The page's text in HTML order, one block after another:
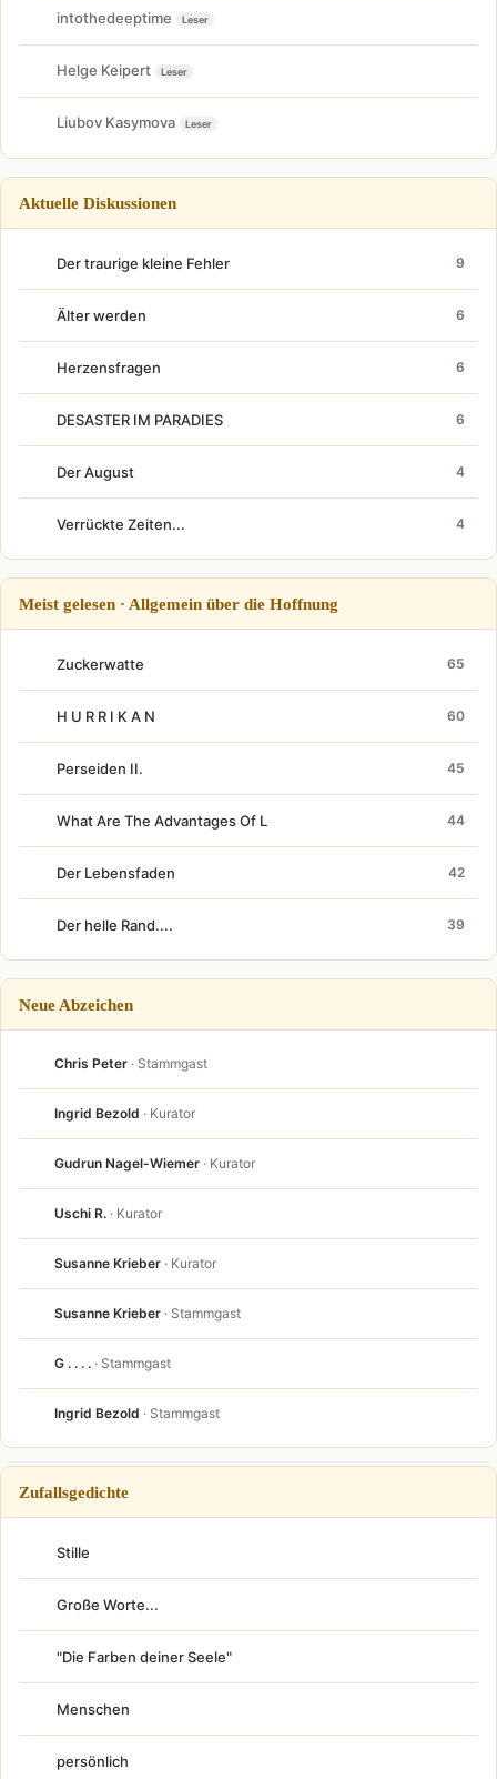
intothedeeptime Leser
Helge Keipert Leser
Liubov Kasymova Leser
Aktuelle Diskussionen
Der traurige kleine Fehler 9
Älter werden 6
Herzensfragen 6
DESASTER IM PARADIES 6
Der August 4
Verrückte Zeiten... 4
Meist gelesen · Allgemein über die Hoffnung
Zuckerwatte 65
H U R R I K A N 60
Perseiden II. 45
What Are The Advantages Of L 44
Der Lebensfaden 42
Der helle Rand.... 39
Neue Abzeichen
Chris Peter · Stammgast
Ingrid Bezold · Kurator
Gudrun Nagel-Wiemer · Kurator
Uschi R. · Kurator
Susanne Krieber · Kurator
Susanne Krieber · Stammgast
G . . . . · Stammgast
Ingrid Bezold · Stammgast
Zufallsgedichte
Stille
Große Worte...
"Die Farben deiner Seele"
Menschen
persönlich